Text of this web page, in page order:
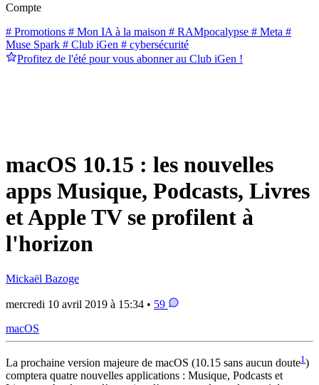
Compte
# Promotions # Mon IA à la maison # RAMpocalypse # Meta #
Muse Spark # Club iGen # cybersécurité
Profitez de l'été pour vous abonner au Club iGen !
macOS 10.15 : les nouvelles
apps Musique, Podcasts, Livres
et Apple TV se profilent à
l'horizon
Mickaël Bazoge
mercredi 10 avril 2019 à 15:34 • 59
macOS
La prochaine version majeure de macOS (10.15 sans aucun doute1 )
comptera quatre nouvelles applications : Musique, Podcasts et